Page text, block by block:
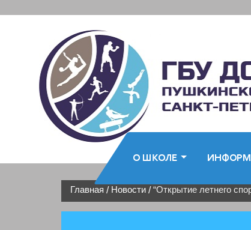
О ШКОЛЕ
Главная / Новости /“Открытие летнего